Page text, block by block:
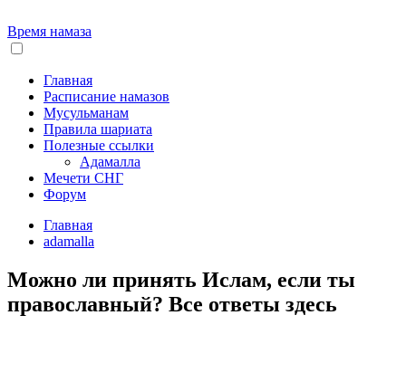
Время намаза
Главная
Расписание намазов
Мусульманам
Правила шариата
Полезные ссылки
Адамалла
Мечети СНГ
Форум
Главная
adamalla
Можно ли принять Ислам, если ты
православный? Все ответы здесь